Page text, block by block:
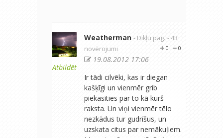
Atbildēt
Weatherman - Dikļu pag. - 43
novērojumi
0
0
19.08.2012 17:06
Ir tādi cilvēki, kas ir diegan
kašķīgi un vienmēr grib
piekasīties par to kā kurš
raksta. Un viņi vienmēr tēlo
nezkādus tur gudrīšus, un
uzskata citus par nemākuļiem.